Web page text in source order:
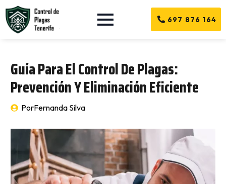
697 876 164
Guía Para El Control De Plagas:
Prevención Y Eliminación Eficiente
PorFernanda Silva